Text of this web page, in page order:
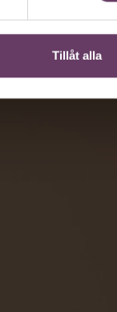
Tillåt alla